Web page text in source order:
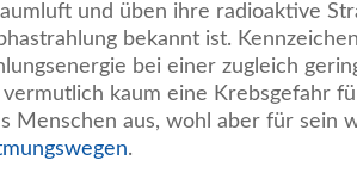
und üben ihre radioaktive
bekannt ist.
bei einer zugleich
vermutlich kaum eine Krebsgefahr
Menschen aus, wohl aber für sein
.